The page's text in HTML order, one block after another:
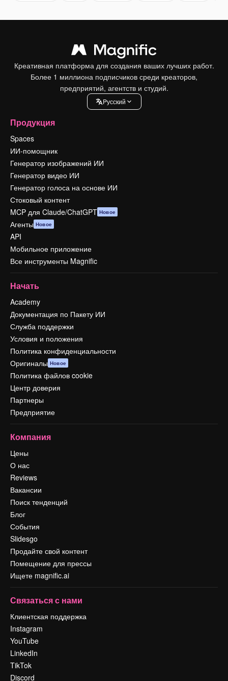
Креативная платформа для создания ваших лучших работ.
Более 1 миллиона подписчиков среди креаторов,
предприятий, агентств и студий.
Pусский
Продукция
Spaces
ИИ-помощник
Генератор изображений ИИ
Генератор видео ИИ
Генератор голоса на основе ИИ
Стоковый контент
MCP для Claude/ChatGPT Новое
Агенты Новое
API
Мобильное приложение
Все инструменты Magnific
Начать
Academy
Документация по Пакету ИИ
Служба поддержки
Условия и положения
Политика конфиденциальности
Оригиналы Новое
Политика файлов cookie
Центр доверия
Партнеры
Предприятие
Компания
Цены
О нас
Reviews
Вакансии
Поиск тенденций
Блог
События
Slidesgo
Продайте свой контент
Помещение для прессы
Ищете magnific.ai
Связаться с нами
Клиентская поддержка
Instagram
YouTube
LinkedIn
TikTok
Discord